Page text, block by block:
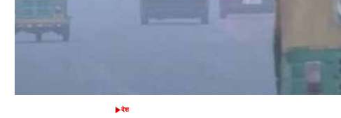
POSTED
देश